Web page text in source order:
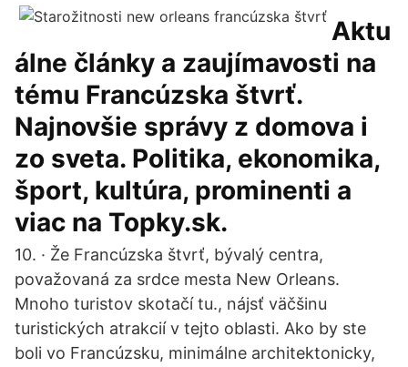
Aktu
álne články a zaujímavosti na
tému Francúzska štvrť.
Najnovšie správy z domova i
zo sveta. Politika, ekonomika,
šport, kultúra, prominenti a
viac na Topky.sk.
10. · Že Francúzska štvrť, bývalý centra,
považovaná za srdce mesta New Orleans.
Mnoho turistov skotačí tu., nájsť väčšinu
turistických atrakcií v tejto oblasti. Ako by ste
boli vo Francúzsku, minimálne architektonicky,